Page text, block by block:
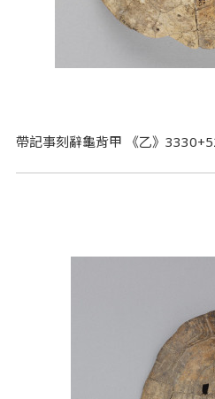
帶記事刻辭龜背甲 《乙》